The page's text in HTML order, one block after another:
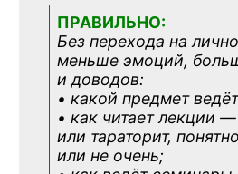
ПРАВИЛЬНО:
Без перехода на
меньше эмоций,
и доводов:
• какой предмет
• как читает лекции —
или тараторит, понятно
или не очень;